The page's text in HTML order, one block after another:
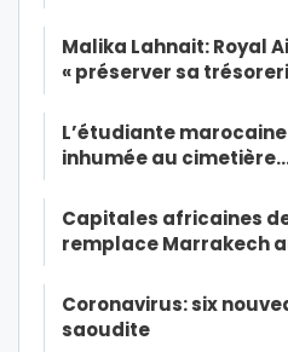
Malika Lahnait: Royal
« préserver sa
L’étudiante
inhumée au
Capitales africaines
remplace Marrakech
Coronavirus: six
saoudite